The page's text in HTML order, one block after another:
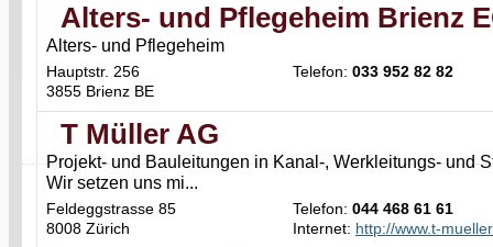
Alters- und Pflegeheim Brienz
Alters- und Pflegeheim
Hauptstr. 256
3855 Brienz BE
Telefon: 033 952 82 82
T Müller AG
Projekt- und Bauleitungen in Kanal-, Werkleitungs- und
Wir setzen uns mi...
Feldeggstrasse 85
8008 Zürich
Telefon: 044 468 61 61
Internet: http://www.t-